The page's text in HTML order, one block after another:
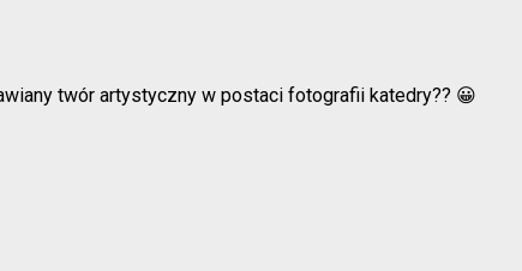
twór artystyczny w postaci fotografii katedry?? 😀